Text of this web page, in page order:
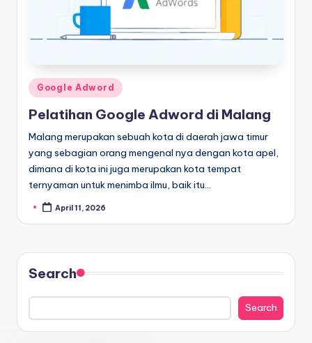
Google Adword
Pelatihan Google Adword di Malang
Malang merupakan sebuah kota di daerah jawa timur
yang sebagian orang mengenal nya dengan kota apel,
dimana di kota ini juga merupakan kota tempat
ternyaman untuk menimba ilmu, baik itu…
April 11, 2026
Search
Search